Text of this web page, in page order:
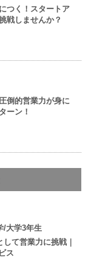
つく！スタートア
戦しませんか？
倒的営業力が身に
ーン！
/大学3年生
て営業力に挑戦｜
ス